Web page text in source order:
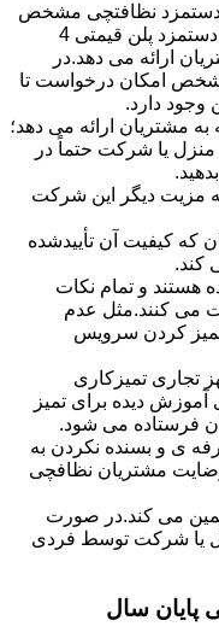
دستمزد نظافتچی مشخص
کرده است.این شرکت برای تعیین دستمزد پلن قیمتی 4
به مشتریان ارائه می دهد.در
امکان درخواست تا
وجود دارد.
خدمات 24 ساعته به مشتریان ارائه می دهد؛
یا شرکت حتماً در
مزیت دیگر این شرکت
که کیفیت آن تأییدشده
کند.
هستند و تمام نکات
می کنند.مثل عدم
کردن سرویس
تجاری تمیزکاری
آموزش دیده برای تمیز
فرستاده می شود.
ی و بسنده نکردن به
رضایت مشتریان نظافچی
می کند.در صورت
یا شرکت توسط فردی
پایان سال